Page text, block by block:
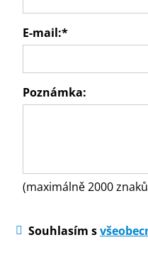
E-mail:*
Poznámka:
(maximálně 2000
Souhlasím s